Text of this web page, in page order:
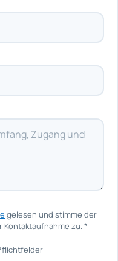
gelesen und stimme der
Kontaktaufnahme zu.*